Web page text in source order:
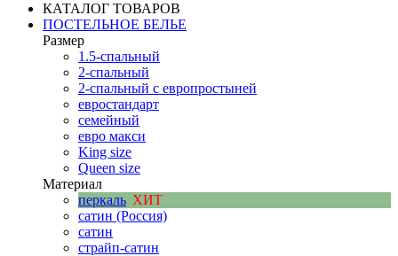
КАТАЛОГ ТОВАРОВ
ПОСТЕЛЬНОЕ БЕЛЬЕ
Размер
1.5-спальный
2-спальный
2-спальный с европростыней
евростандарт
семейный
евро макси
King size
Queen size
Материал
перкаль ХИТ
сатин (Россия)
сатин
страйп-сатин